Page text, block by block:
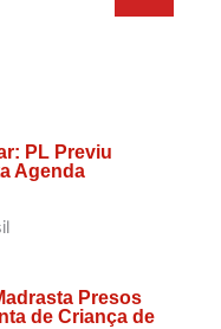
PL Previu
Agenda
Presos
de Criança de